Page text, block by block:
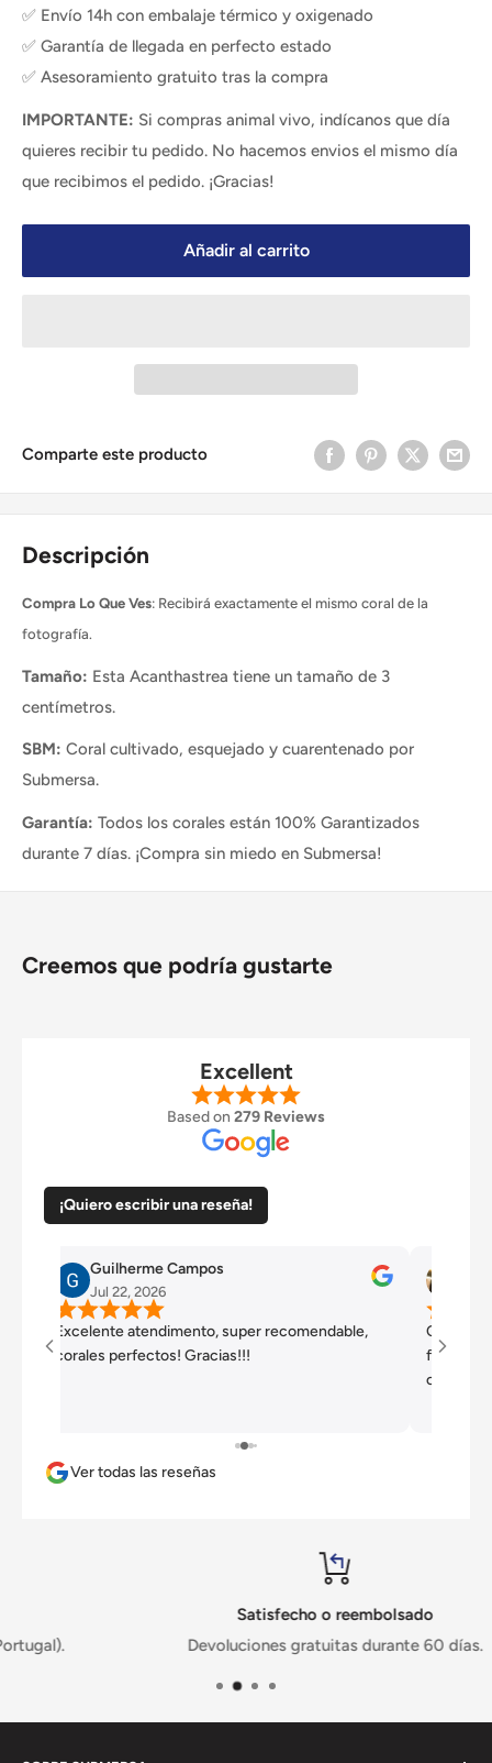
✅ Envío 14h con embalaje térmico y oxigenado
✅ Garantía de llegada en perfecto estado
✅ Asesoramiento gratuito tras la compra
IMPORTANTE: Si compras animal vivo, indícanos que día
quieres recibir tu pedido. No hacemos envios el mismo día
que recibimos el pedido. ¡Gracias!
Añadir al carrito
Comparte este producto
Descripción
Compra Lo Que Ves: Recibirá exactamente el mismo coral de la
fotografía.
Tamaño: Esta Acanthastrea tiene un tamaño de 3
centímetros.
SBM: Coral cultivado, esquejado y cuarentenado por
Submersa.
Garantía: Todos los corales están 100% Garantizados
durante 7 días. ¡Compra sin miedo en Submersa!
Creemos que podría gustarte
Excellent
Based on 279 Reviews
¡Quiero escribir una reseña!
Guilherme Campos
Jul 22, 2026
Excelente atendimento, super recomendable,
corales perfectos! Gracias!!!
Comprei
feliz .
o enviou
Ver todas las reseñas
Satisfecho o reembolsado
Devoluciones gratuitas durante 60 días.